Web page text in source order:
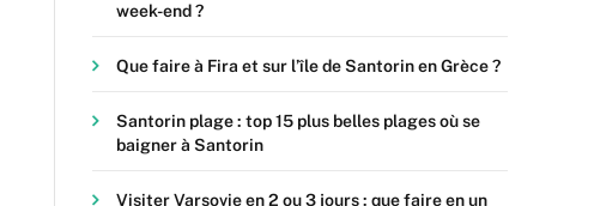
week-end ?
Que faire à Fira et sur l’île de Santorin en Grèce ?
Santorin plage : top 15 plus belles plages où se
baigner à Santorin
Visiter Varsovie en 2 ou 3 jours : que faire en un